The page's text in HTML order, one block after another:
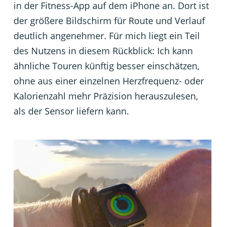
in der Fitness-App auf dem iPhone an. Dort ist
der größere Bildschirm für Route und Verlauf
deutlich angenehmer. Für mich liegt ein Teil
des Nutzens in diesem Rückblick: Ich kann
ähnliche Touren künftig besser einschätzen,
ohne aus einer einzelnen Herzfrequenz- oder
Kalorienzahl mehr Präzision herauszulesen,
als der Sensor liefern kann.